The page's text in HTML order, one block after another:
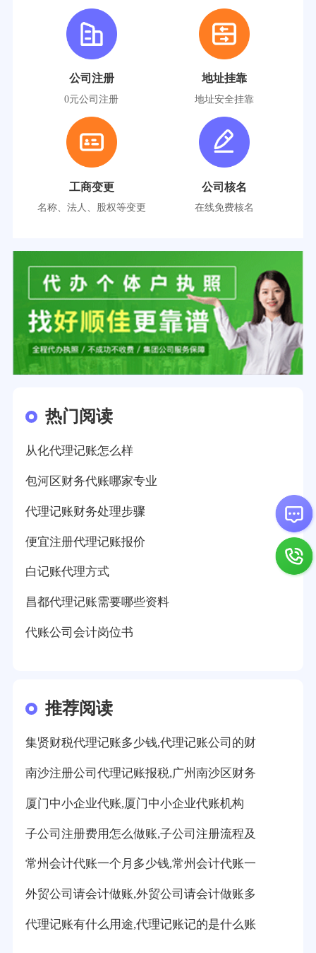
公司注册
0元公司注册
地址挂靠
地址安全挂靠
工商变更
名称、法人、股权等变更
公司核名
在线免费核名
热门阅读
从化代理记账怎么样
包河区财务代账哪家专业
代理记账财务处理步骤
便宜注册代理记账报价
白记账代理方式
昌都代理记账需要哪些资料
代账公司会计岗位书
推荐阅读
集贤财税代理记账多少钱,代理记账公司的财
南沙注册公司代理记账报税,广州南沙区财务
厦门中小企业代账,厦门中小企业代账机构
子公司注册费用怎么做账,子公司注册流程及
常州会计代账一个月多少钱,常州会计代账一
外贸公司请会计做账,外贸公司请会计做账多
代理记账有什么用途,代理记账记的是什么账